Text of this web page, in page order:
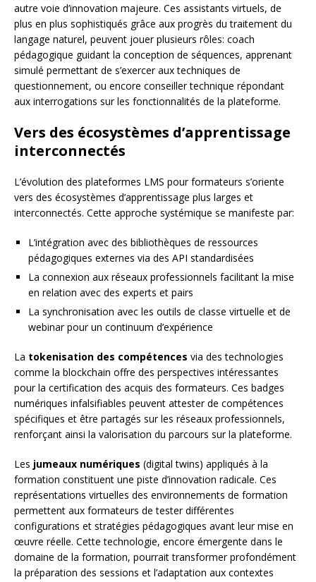
autre voie d’innovation majeure. Ces assistants virtuels, de
plus en plus sophistiqués grâce aux progrès du traitement du
langage naturel, peuvent jouer plusieurs rôles: coach
pédagogique guidant la conception de séquences, apprenant
simulé permettant de s’exercer aux techniques de
questionnement, ou encore conseiller technique répondant
aux interrogations sur les fonctionnalités de la plateforme.
Vers des écosystèmes d’apprentissage
interconnectés
L’évolution des plateformes LMS pour formateurs s’oriente
vers des écosystèmes d’apprentissage plus larges et
interconnectés. Cette approche systémique se manifeste par:
L’intégration avec des bibliothèques de ressources
pédagogiques externes via des API standardisées
La connexion aux réseaux professionnels facilitant la mise
en relation avec des experts et pairs
La synchronisation avec les outils de classe virtuelle et de
webinar pour un continuum d’expérience
La tokenisation des compétences via des technologies
comme la blockchain offre des perspectives intéressantes
pour la certification des acquis des formateurs. Ces badges
numériques infalsifiables peuvent attester de compétences
spécifiques et être partagés sur les réseaux professionnels,
renforçant ainsi la valorisation du parcours sur la plateforme.
Les jumeaux numériques (digital twins) appliqués à la
formation constituent une piste d’innovation radicale. Ces
représentations virtuelles des environnements de formation
permettent aux formateurs de tester différentes
configurations et stratégies pédagogiques avant leur mise en
œuvre réelle. Cette technologie, encore émergente dans le
domaine de la formation, pourrait transformer profondément
la préparation des sessions et l’adaptation aux contextes